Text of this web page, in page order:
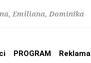
Emiliana, Dominika
PROGRAM Reklama